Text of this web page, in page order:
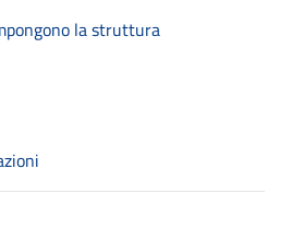
la struttura